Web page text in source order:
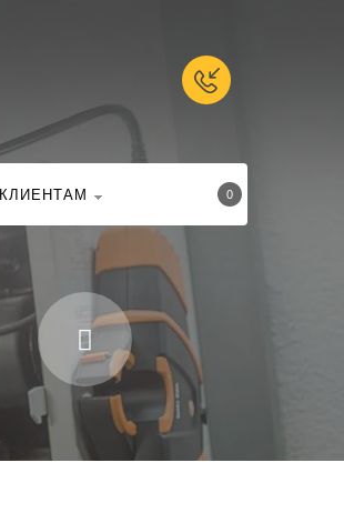
КЛИЕНТАМ 0